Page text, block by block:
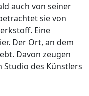
auch von seiner
sie von
Eine
Der Ort, an dem
Davon zeugen
Studio des Künstlers